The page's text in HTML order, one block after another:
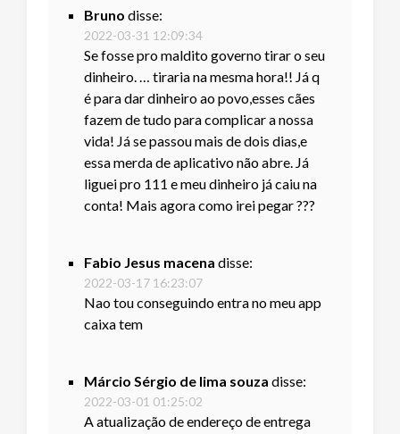
Bruno disse:
2022-03-31 12:09:34
Se fosse pro maldito governo tirar o seu
dinheiro. … tiraria na mesma hora!! Já q
é para dar dinheiro ao povo,esses cães
fazem de tudo para complicar a nossa
vida! Já se passou mais de dois dias,e
essa merda de aplicativo não abre. Já
liguei pro 111 e meu dinheiro já caiu na
conta! Mais agora como irei pegar ???
Fabio Jesus macena disse:
2022-03-17 16:23:07
Nao tou conseguindo entra no meu app
caixa tem
Márcio Sérgio de lima souza disse:
2022-03-01 01:25:02
A atualização de endereço de entrega